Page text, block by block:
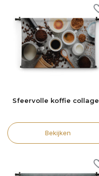
Sfeervolle koffie collage
Bekijken